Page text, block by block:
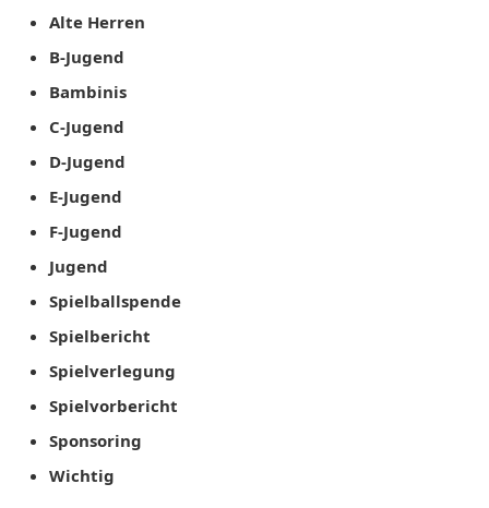
Alte Herren
B-Jugend
Bambinis
C-Jugend
D-Jugend
E-Jugend
F-Jugend
Jugend
Spielballspende
Spielbericht
Spielverlegung
Spielvorbericht
Sponsoring
Wichtig